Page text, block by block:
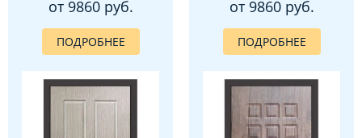
от 9860 руб.
ПОДРОБНЕЕ
от 9860 руб.
ПОДРОБНЕЕ